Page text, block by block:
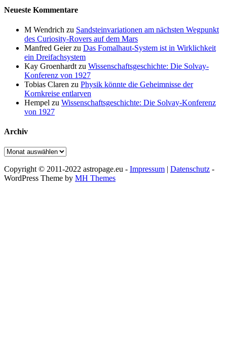
Neueste Kommentare
M Wendrich zu Sandsteinvariationen am nächsten Wegpunkt
des Curiosity-Rovers auf dem Mars
Manfred Geierzu Das Fomalhaut-System ist in Wirklichkeit
ein Dreifachsystem
Kay Groenhardt zu Wissenschaftsgeschichte: Die Solvay-
Konferenz von 1927
Tobias Claren zu Physik könnte die Geheimnisse der
Kornkreise entlarven
Hempel zu Wissenschaftsgeschichte: Die Solvay-Konferenz
von 1927
Archiv
Archiv
Copyright © 2011-2022 astropage.eu - Impressum | Datenschutz -
WordPress Theme by MH Themes